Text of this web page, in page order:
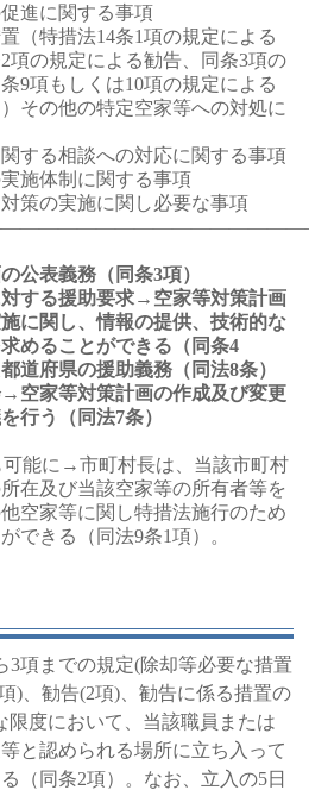
進に関する事項
（特措法14条1項の規定による
項の規定による勧告、同条3項の
9項もしくは10項の規定による
その他の特定空家等への対処に
する相談への対応に関する事項
施体制に関する事項
策の実施に関し必要な事項
公表義務（同条3項）
する援助要求→空家等対策計画
に関し、情報の提供、技術的な
めることができる（同条4
道府県の援助義務（同法8条）
空家等対策計画の作成及び変更
行う（同法7条）
可能に→市町村長は、当該市町村
在及び当該空家等の所有者等を
空家等に関し特措法施行のため
できる（同法9条1項）。
3項までの規定(除却等必要な措置
)、勧告(2項)、勧告に係る措置の
限度において、当該職員または
と認められる場所に立ち入って
（同条2項）。なお、立入の5日